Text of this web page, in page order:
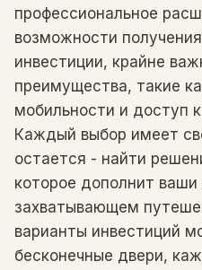
профессиональное
возможности
инвестиции, крайне
преимущества, такие
мобильности и доступ
Каждый выбор имеет
остается - найти
которое дополнит
захватывающем
варианты инвестиций
бесконечные двери,